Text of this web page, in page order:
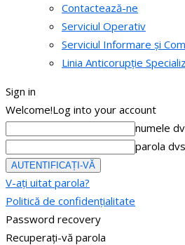
Contactează-ne
Serviciul Operativ
Serviciul Informare și
Linia Anticorupție
Sign in
Welcome!Log into your account
numele
parola dvs
V-ați uitat parola?
Politică de confidențialitate
Password recovery
Recuperați-vă parola